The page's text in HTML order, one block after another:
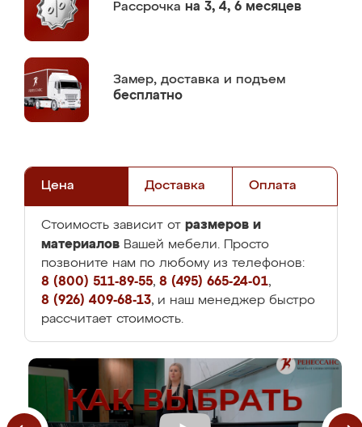
Рассрочка на 3, 4, 6 месяцев
Замер, доставка и подъем
бесплатно
Цена Доставка Оплата
Стоимость зависит от размеров и
материалов Вашей мебели. Просто
позвоните нам по любому из телефонов:
8 (800) 511-89-55, 8 (495) 665-24-01,
8 (926) 409-68-13, и наш менеджер быстро
рассчитает стоимость.